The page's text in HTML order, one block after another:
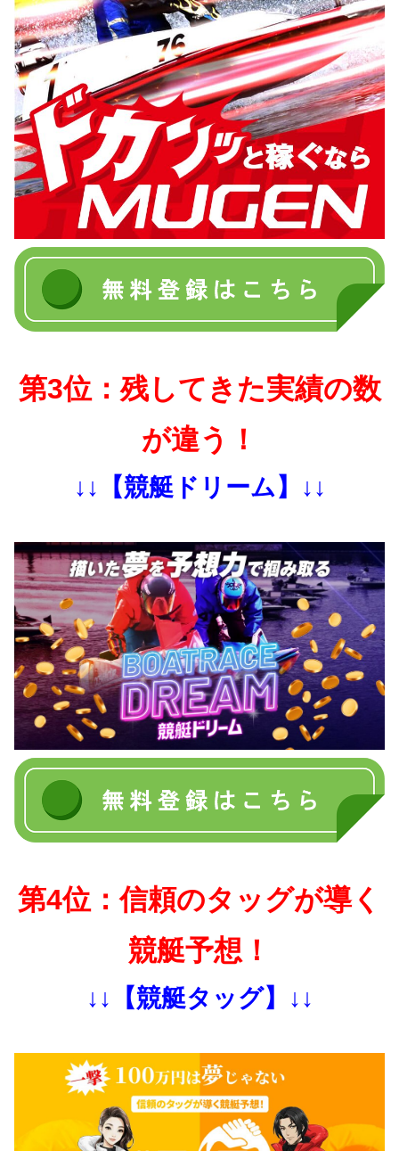
第3位：残してきた実績の数
が違う！
↓↓【競艇ドリーム】↓↓
第4位：信頼のタッグが導く
競艇予想！
↓↓【競艇タッグ】↓↓